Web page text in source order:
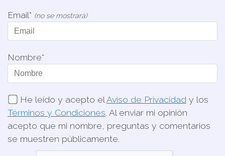
Email* (no se mostrará)
Nombre*
He leído y acepto elAviso de Privacidad y los
Términos y Condiciones. Al enviar mi opinión
acepto que mi nombre, preguntas y comentarios
se muestren públicamente.